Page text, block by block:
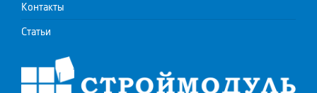
Контакты
Статьи